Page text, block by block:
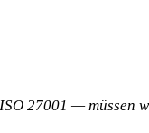
27001 — müssen